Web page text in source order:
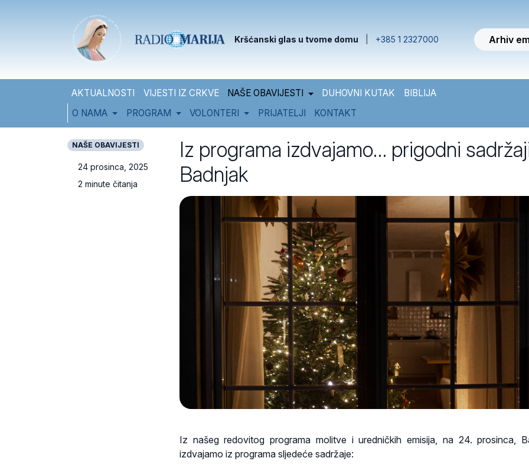
Kršćanski glas u tvome domu +385 1 2327000 Arhiv
AKTUALNOSTI VIJESTI IZ CRKVE NAŠE OBAVIJESTI DUHOVNI KUTAK
BIBLIJA
O NAMA
PROGRAM VOLONTERI PRIJATELJI KONTAKT
NAŠE OBAVIJESTI
24 prosinca, 2025
2 minute čitanja
Iz programa izdvajamo… prigodni
Badnjak
Iz našeg redovitog programa molitve i uredničkih emisija, na 24. prosinca,
izdvajamo iz programa sljedeće sadržaje: